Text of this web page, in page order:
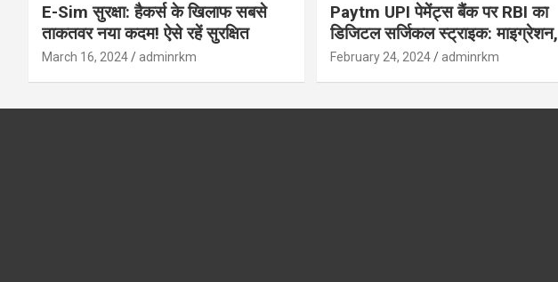
E-Sim सुरक्षा: हैकर्स के खिलाफ सबसे
ताकतवर नया कदम! ऐसे रहें सुरक्षित
March 16, 2024 adminrkm
Paytm UPI पेमेंट्स बैंक पर RBI का
डिजिटल सर्जिकल स्ट्राइक: माइग्रेशन,
सुरक्षा और उपयोगकर्ताओं के लिए सलाह!
February 24, 2024 adminrkm